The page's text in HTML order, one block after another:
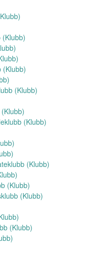
(Klubb)
(Klubb)
(Klubb)
(Klubb)
(Klubb)
(Klubb)
(Klubb)
(Klubb)